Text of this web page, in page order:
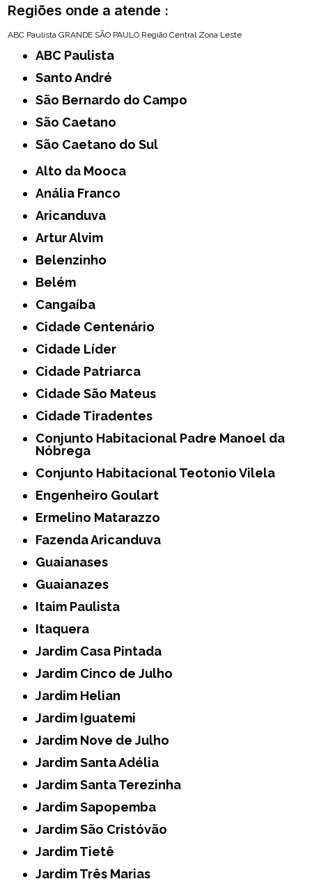
Regiões onde a atende :
ABC Paulista GRANDE SÃO PAULO Região Central Zona Leste
ABC Paulista
Santo André
São Bernardo do Campo
São Caetano
São Caetano do Sul
Alto da Mooca
Anália Franco
Aricanduva
Artur Alvim
Belenzinho
Belém
Cangaíba
Cidade Centenário
Cidade Líder
Cidade Patriarca
Cidade São Mateus
Cidade Tiradentes
Conjunto Habitacional Padre Manoel da
Nóbrega
Conjunto Habitacional Teotonio Vilela
Engenheiro Goulart
Ermelino Matarazzo
Fazenda Aricanduva
Guaianases
Guaianazes
Itaim Paulista
Itaquera
Jardim Casa Pintada
Jardim Cinco de Julho
Jardim Helian
Jardim Iguatemi
Jardim Nove de Julho
Jardim Santa Adélia
Jardim Santa Terezinha
Jardim Sapopemba
Jardim São Cristóvão
Jardim Tietê
Jardim Três Marias